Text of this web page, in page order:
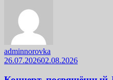
adminnorovka
26.07.202602.08.2026